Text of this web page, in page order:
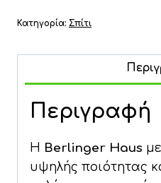
Φουρνάκι
Ψηφιακό
Έλεγχο
Υγιεινό
Μαγείρεμα
Κατηγορία: Σπίτι
Περιγραφή
Η Berlinger Haus
υψηλής ποιότητας